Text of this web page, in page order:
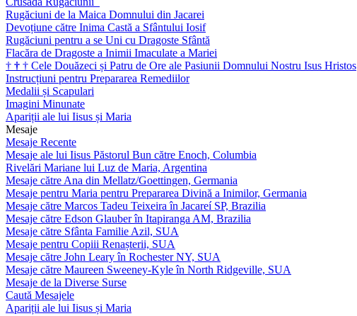
Rugăciuni de la Maica Domnului din Jacarei
Devoțiune către Inima Castă a Sfântului Iosif
Rugăciuni pentru a se Uni cu Dragoste Sfântă
Flacăra de Dragoste a Inimii Imaculate a Mariei
† † † Cele Douăzeci și Patru de Ore ale Pasiunii Domnului Nostru Isus Hristos
Instrucțiuni pentru Prepararea Remediilor
Medalii și Scapulari
Imagini Minunate
Apariții ale lui Iisus și Maria
Mesaje
Mesaje Recente
Mesaje ale lui Iisus Păstorul Bun către Enoch, Columbia
Rivelări Mariane lui Luz de Maria, Argentina
Mesaje către Ana din Mellatz/Goettingen, Germania
Mesaje pentru Maria pentru Prepararea Divină a Inimilor, Germania
Mesaje către Marcos Tadeu Teixeira în Jacareí SP, Brazilia
Mesaje către Edson Glauber în Itapiranga AM, Brazilia
Mesaje către Sfânta Familie Azil, SUA
Mesaje pentru Copiii Renașterii, SUA
Mesaje către John Leary în Rochester NY, SUA
Mesaje către Maureen Sweeney-Kyle în North Ridgeville, SUA
Mesaje de la Diverse Surse
Caută Mesajele
Apariții ale lui Iisus și Maria